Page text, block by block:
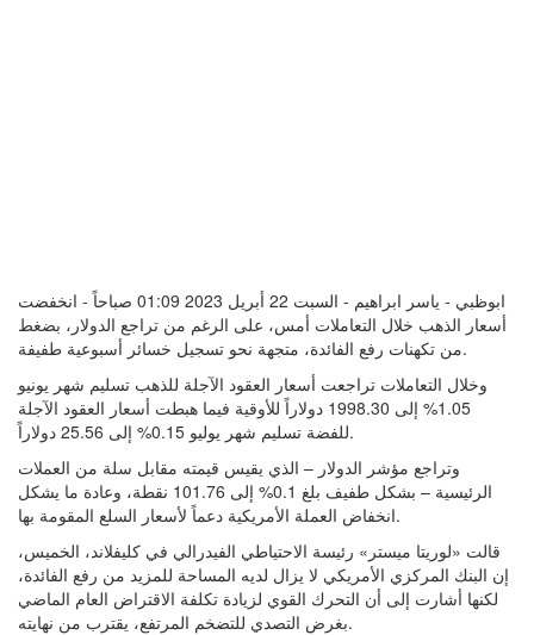
ابوظبي - ياسر ابراهيم - السبت 22 أبريل 2023 01:09 صباحاً - انخفضت
أسعار الذهب خلال التعاملات أمس، على الرغم من تراجع الدولار، بضغط
من تكهنات رفع الفائدة، متجهة نحو تسجيل خسائر أسبوعية طفيفة.
وخلال التعاملات تراجعت أسعار العقود الآجلة للذهب تسليم شهر يونيو
1.05% إلى 1998.30 دولاراً للأوقية فيما هبطت أسعار العقود الآجلة
للفضة تسليم شهر يوليو 0.15% إلى 25.56 دولاراً.
وتراجع مؤشر الدولار – الذي يقيس قيمته مقابل سلة من العملات
الرئيسية – بشكل طفيف بلغ 0.1% إلى 101.76 نقطة، وعادة ما يشكل
انخفاض العملة الأمريكية دعماً لأسعار السلع المقومة بها.
قالت «لوريتا ميستر» رئيسة الاحتياطي الفيدرالي في كليفلاند، الخميس،
إن البنك المركزي الأمريكي لا يزال لديه المساحة للمزيد من رفع الفائدة،
لكنها أشارت إلى أن التحرك القوي لزيادة تكلفة الاقتراض العام الماضي
بغرض التصدي للتضخم المرتفع، يقترب من نهايته.